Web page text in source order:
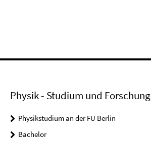
Physik - Studium und Forschung
Physikstudium an der FU Berlin
Bachelor